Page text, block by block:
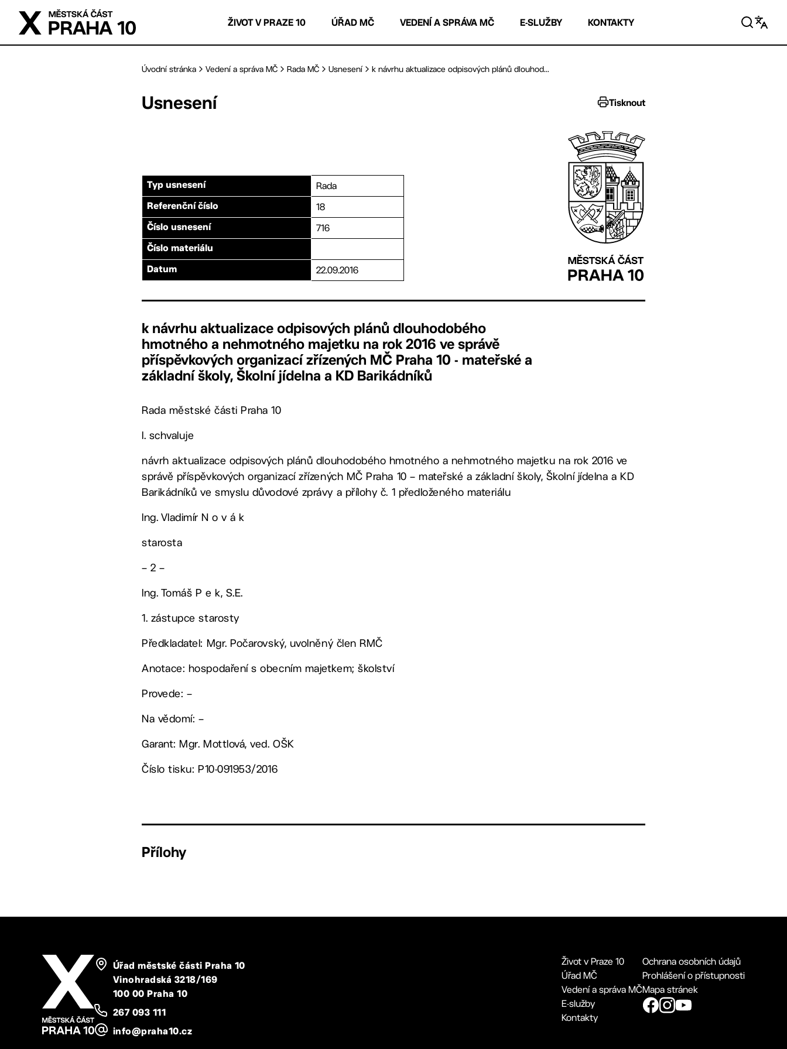
Přejít na hlavní obsah
ŽIVOT V PRAZE 10 ÚŘAD MČ VEDENÍ A SPRÁVA MČ E-SLUŽBY KONTAKTY
Úvodní stránka Vedení a správa MČ Rada MČ Usnesení k návrhu aktualizace odpisových plánů dlouhod...
Usnesení Tisknout
Typ usnesení Rada
Referenční číslo 18
Číslo usnesení 716
Číslo materiálu
Datum 22.09.2016
k návrhu aktualizace odpisových plánů dlouhodobého
hmotného a nehmotného majetku na rok 2016 ve správě
příspěvkových organizací zřízených MČ Praha 10 - mateřské a
základní školy, Školní jídelna a KD Barikádníků
Rada městské části Praha 10
I. schvaluje
návrh aktualizace odpisových plánů dlouhodobého hmotného a nehmotného majetku na rok 2016 ve
správě příspěvkových organizací zřízených MČ Praha 10 – mateřské a základní školy, Školní jídelna a KD
Barikádníků ve smyslu důvodové zprávy a přílohy č. 1 předloženého materiálu
Ing. Vladimír N o v á k
starosta
– 2 –
Ing. Tomáš P e k, S.E.
1. zástupce starosty
Předkladatel: Mgr. Počarovský, uvolněný člen RMČ
Anotace: hospodaření s obecním majetkem; školství
Provede: –
Na vědomí: –
Garant: Mgr. Mottlová, ved. OŠK
Číslo tisku: P10-091953/2016
Přílohy
Úřad městské části Praha 10
Vinohradská 3218/169
100 00 Praha 10
267 093 111
info@praha10.cz
Život v Praze 10
Úřad MČ
Vedení a správa MČ
E-služby
Kontakty
Ochrana osobních údajů
Prohlášení o přístupnosti
Mapa stránek